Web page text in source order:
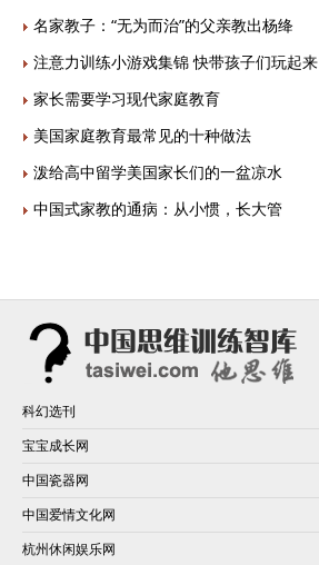
名家教子：“无为而治”的父亲教出杨绛
注意力训练小游戏集锦 快带孩子们玩起来
家长需要学习现代家庭教育
美国家庭教育最常见的十种做法
泼给高中留学美国家长们的一盆凉水
中国式家教的通病：从小惯，长大管
科幻选刊
宝宝成长网
中国瓷器网
中国爱情文化网
杭州休闲娱乐网